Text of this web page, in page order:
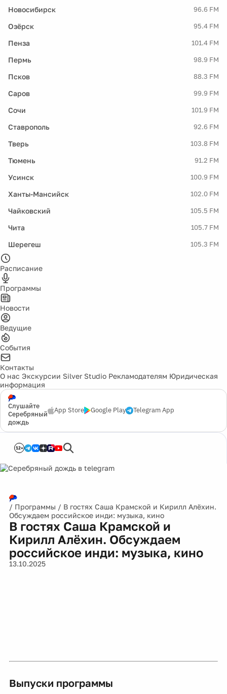
Новосибирск 96.6 FM
Озёрск 95.4 FM
Пенза 101.4 FM
Пермь 98.9 FM
Псков 88.3 FM
Саров 99.9 FM
Сочи 101.9 FM
Ставрополь 92.6 FM
Тверь 103.8 FM
Тюмень 91.2 FM
Усинск 100.9 FM
Ханты-Мансийск 102.0 FM
Чайковский 105.5 FM
Чита 105.7 FM
Шерегеш 105.3 FM
Расписание
Программы
Новости
Ведущие
События
Контакты
О нас Экскурсии Silver Studio Рекламодателям Юридическая
информация
Слушайте
Серебряный
дождь
App Store Google Play Telegram App
12+
/ Программы / В гостях Саша Крамской и Кирилл Алёхин.
Обсуждаем российское инди: музыка, кино
В гостях Саша Крамской и
Кирилл Алёхин. Обсуждаем
российское инди: музыка, кино
13.10.2025
Выпуски программы